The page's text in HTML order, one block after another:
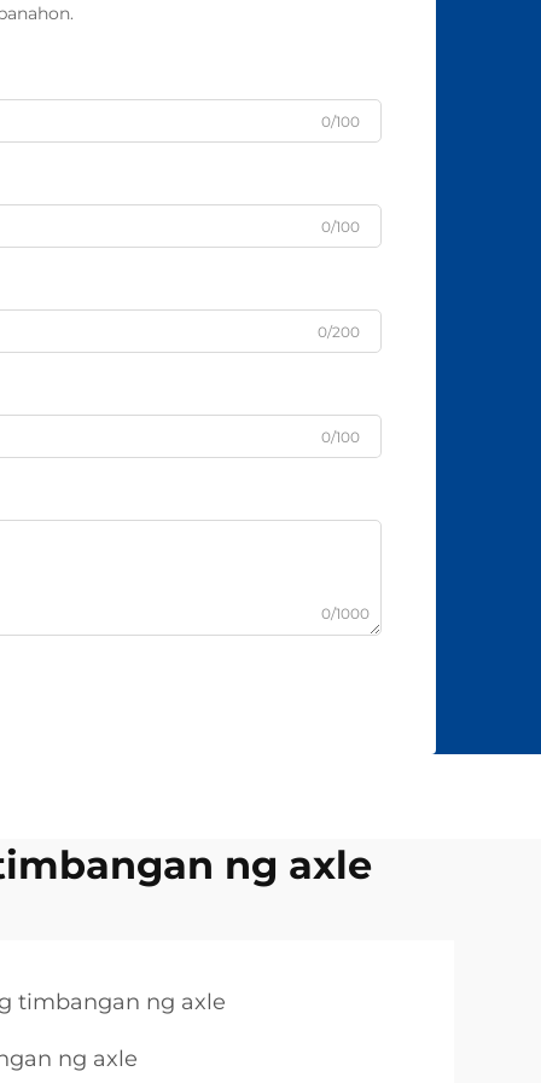
0/100
0/100
0/200
0/100
0/1000
ng axle
timbangan ng axle
ng axle